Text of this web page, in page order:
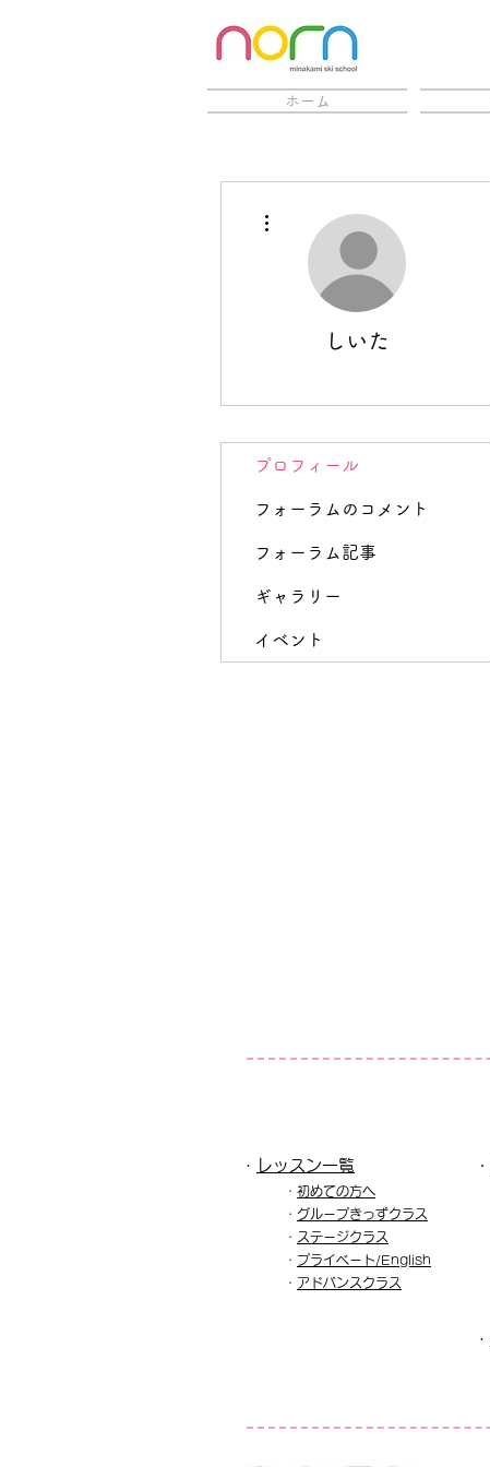
ホーム
しいた
プロフィール
フォーラムのコメント
フォーラム記事
ギャラリー
イベント
・ レッスン一覧​
・ 初めての方へ
・ グループきっずクラス
・ ステージクラス
・ プライベート/English
​・ アドバンスクラス
・
・